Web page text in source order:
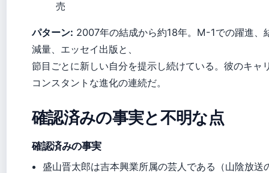
売
パターン: 2007年の結成から約18年。M-1での躍進、
減量、エッセイ出版と、
節目ごとに新しい自分を提示し続けている。彼のキャ
コンスタントな進化の連続だ。
確認済みの事実と不明な点
確認済みの事実
盛山晋太郎は吉本興業所属の芸人である（山陰放送